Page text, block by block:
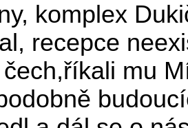
komplex
recepce
mu